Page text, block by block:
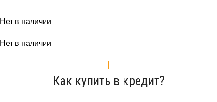
Нет в наличии
Нет в наличии
Как купить в кредит?